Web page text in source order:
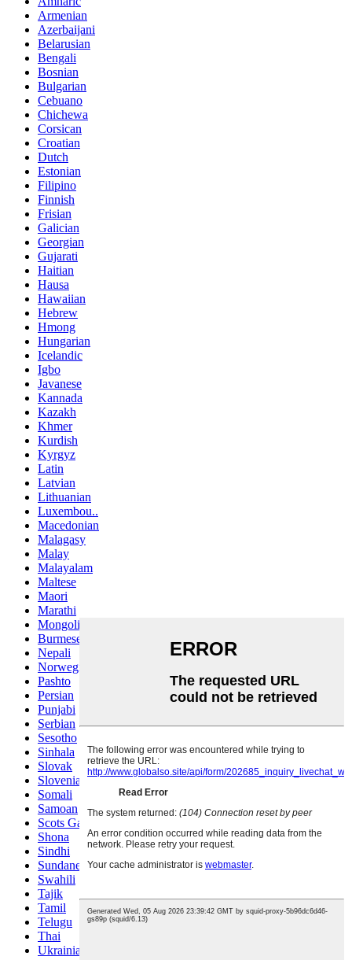
Armenian
Azerbaijani
Belarusian
Bengali
Bosnian
Bulgarian
Cebuano
Chichewa
Corsican
Croatian
Dutch
Estonian
Filipino
Finnish
Frisian
Galician
Georgian
Gujarati
Haitian
Hausa
Hawaiian
Hebrew
Hmong
Hungarian
Icelandic
Igbo
Javanese
Kannada
Kazakh
Khmer
Kurdish
Kyrgyz
Latin
Latvian
Lithuanian
Luxembou..
Macedonian
Malagasy
Malay
Malayalam
Maltese
Maori
Marathi
Mongolian
Burmese
Nepali
Norwegian
Pashto
Persian
Punjabi
Serbian
Sesotho
Sinhala
Slovak
Slovenian
Somali
Samoan
Scots Gaelic
Shona
Sindhi
Sundanese
Swahili
Tajik
Tamil
Telugu
Thai
Ukrainian